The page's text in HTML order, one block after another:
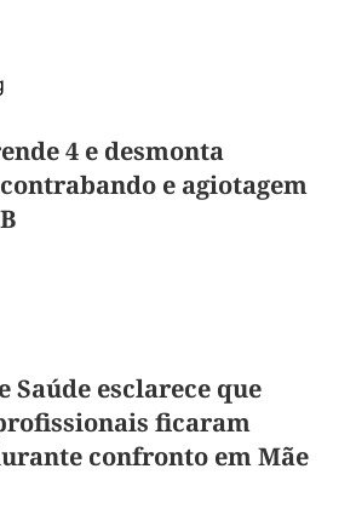
4 e desmonta
e agiotagem
Saúde esclarece que
ficaram
confronto em Mãe